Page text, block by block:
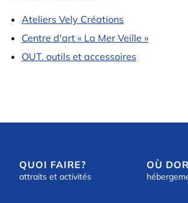
Ateliers Vely Créations
Centre d'art « La Mer Veille »
OUT. outils et accessoires
QUOI FAIRE?
attraits et activités
OÙ